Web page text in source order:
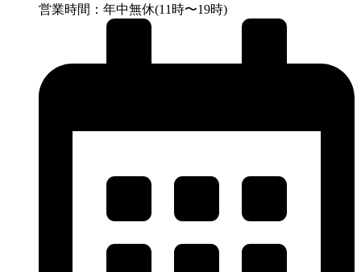
営業時間：年中無休(11時〜19時)